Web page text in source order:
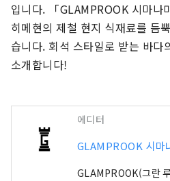
입니다. 「GLAMPROOK 시마나
히메현의 제철 현지 식재료를 듬
습니다. 회석 스타일로 받는 바다
소개합니다!
에디터
GLAMPROOK 시마
GLAMPROOK(그란